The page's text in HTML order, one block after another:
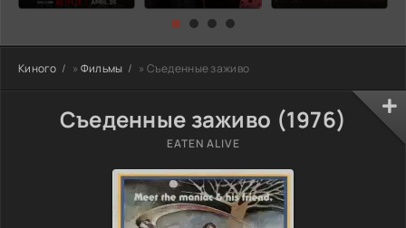
Киного » Фильмы » Съеденные заживо
Съеденные заживо (1976)
EATEN ALIVE